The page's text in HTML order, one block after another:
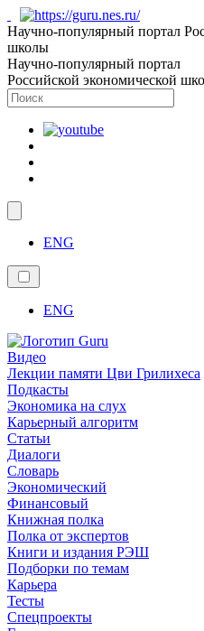
Научно-популярный портал
школы
Научно-популярный портал
Российской экономической
ENG
ENG
Видео
Лекции памяти Цви Грилихеса
Подкасты
Экономика на слух
Карьерный алгоритм
Статьи
Диалоги
Словарь
Экономический
Финансовый
Книжная полка
Полка от экспертов
Книги и издания РЭШ
Подборки по темам
Карьера
Тесты
Спецпроекты